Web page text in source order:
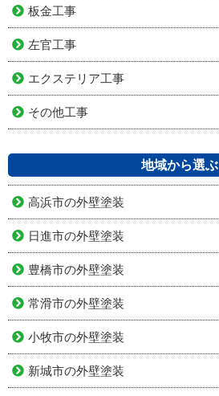
板金工事
左官工事
エクステリア工事
その他工事
地域から選ぶ
高浜市の外壁塗装
日進市の外壁塗装
豊橋市の外壁塗装
常滑市の外壁塗装
小牧市の外壁塗装
新城市の外壁塗装